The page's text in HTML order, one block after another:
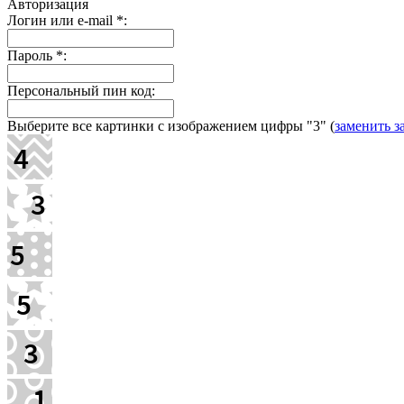
Авторизация
Логин или e-mail *:
Пароль *:
Персональный пин код:
Выберите все картинки с изображением цифры "3" (заменить